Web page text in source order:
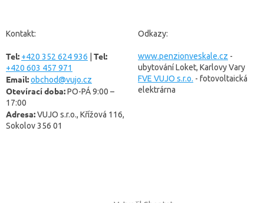
Kontakt:
Tel: +420 352 624 936 Tel:
+420 603 457 971
Email:obchod@vujo.cz
Otevírací doba:PO-PÁ 9:00 –
17:00
Adresa:VUJO s.r.o., Křížová 116,
Sokolov 356 01
Odkazy:
www.penzionveskale.cz -
ubytování Loket, Karlovy Vary
FVE VUJO s.r.o. - fotovoltaická
elektrárna